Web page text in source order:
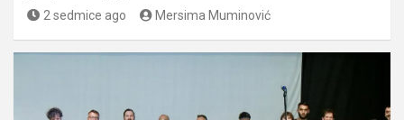
2 sedmice ago Mersima Muminović